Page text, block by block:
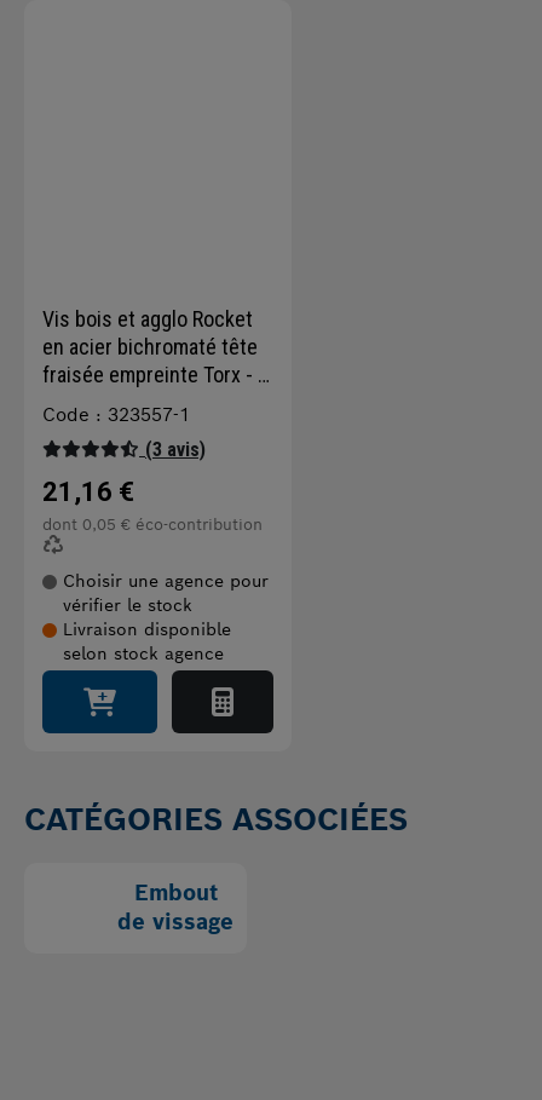
Vis bois et agglo Rocket
en acier bichromaté tête
fraisée empreinte Torx - ⌀
4,0 mm x 45,0 mm - Boîte
de 500
Code : 323557-1
(3 avis)
21,16 €
dont 0,05 € éco-contribution
Choisir une agence pour
vérifier le stock
Livraison disponible
selon stock agence
CATÉGORIES ASSOCIÉES
Embout
de vissage